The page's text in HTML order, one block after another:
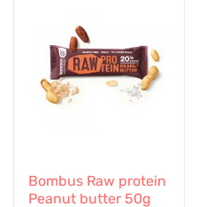
Bombus Raw protein
Peanut butter 50g